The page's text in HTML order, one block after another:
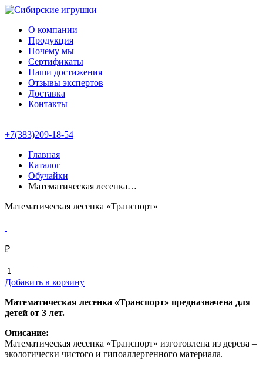
О компании
Продукция
Почему мы
Сертификаты
Наши достижения
Отзывы экспертов
Доставка
Контакты
+7(383)209-18-54
Главная
Каталог
Обучайки
Математическая лесенка…
Математическая лесенка «Транспорт»
₽
Добавить в корзину
Математическая лесенка «Транспорт» предназначена для
детей от 3 лет.
Описание:
Математическая лесенка «Транспорт» изготовлена из дерева –
экологически чистого и гипоаллергенного материала.